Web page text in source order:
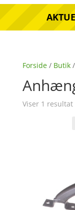
Forside/ Butik/
Viser 1 resultat